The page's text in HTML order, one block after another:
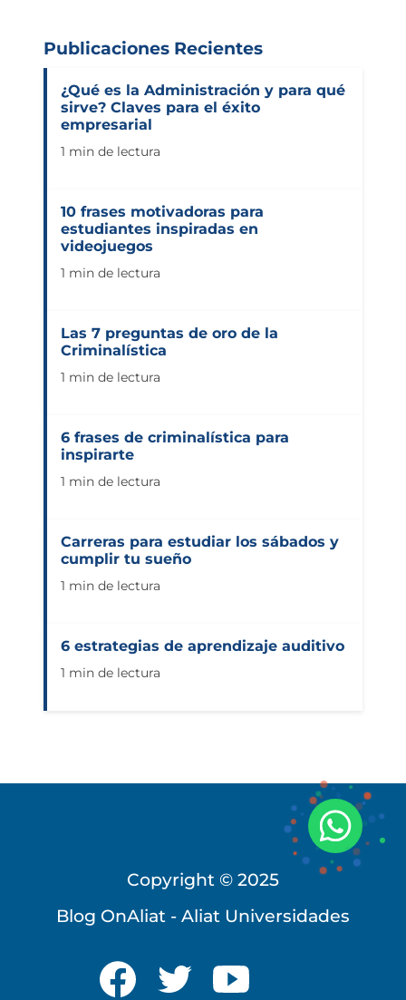
Publicaciones Recientes
¿Qué es la Administración y para qué
sirve? Claves para el éxito
empresarial
1 min de lectura
10 frases motivadoras para
estudiantes inspiradas en
videojuegos
1 min de lectura
Las 7 preguntas de oro de la
Criminalística
1 min de lectura
6 frases de criminalística para
inspirarte
1 min de lectura
Carreras para estudiar los sábados y
cumplir tu sueño
1 min de lectura
6 estrategias de aprendizaje auditivo
1 min de lectura
Copyright © 2025
Blog OnAliat - Aliat Universidades
Universidad Virtual